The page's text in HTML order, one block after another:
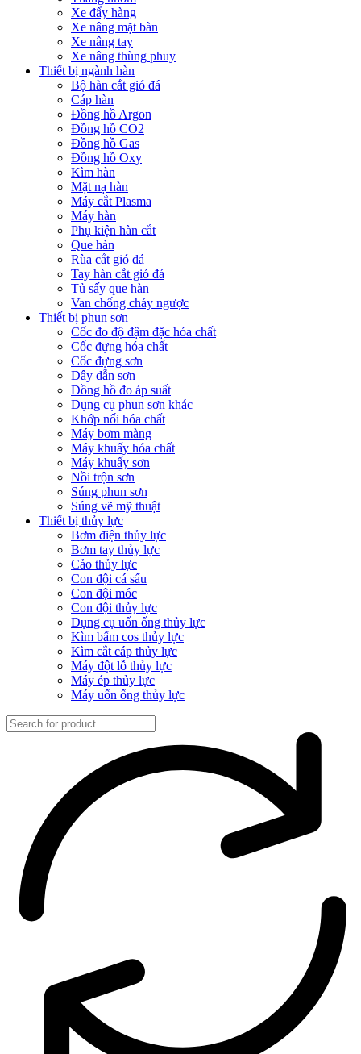
Xe đẩy hàng
Xe nâng mặt bàn
Xe nâng tay
Xe nâng thùng phuy
Thiết bị ngành hàn
Bộ hàn cắt gió đá
Cáp hàn
Đồng hồ Argon
Đồng hồ CO2
Đồng hồ Gas
Đồng hồ Oxy
Kìm hàn
Mặt nạ hàn
Máy cắt Plasma
Máy hàn
Phụ kiện hàn cắt
Que hàn
Rùa cắt gió đá
Tay hàn cắt gió đá
Tủ sấy que hàn
Van chống cháy ngược
Thiết bị phun sơn
Cốc đo độ đậm đặc hóa chất
Cốc đựng hóa chất
Cốc đựng sơn
Dây dẫn sơn
Đồng hồ đo áp suất
Dụng cụ phun sơn khác
Khớp nối hóa chất
Máy bơm màng
Máy khuấy hóa chất
Máy khuấy sơn
Nồi trộn sơn
Súng phun sơn
Súng vẽ mỹ thuật
Thiết bị thủy lực
Bơm điện thủy lực
Bơm tay thủy lực
Cảo thủy lực
Con đội cá sấu
Con đội móc
Con đội thủy lực
Dụng cụ uốn ống thủy lực
Kìm bấm cos thủy lực
Kìm cắt cáp thủy lực
Máy đột lỗ thủy lực
Máy ép thủy lực
Máy uốn ống thủy lực